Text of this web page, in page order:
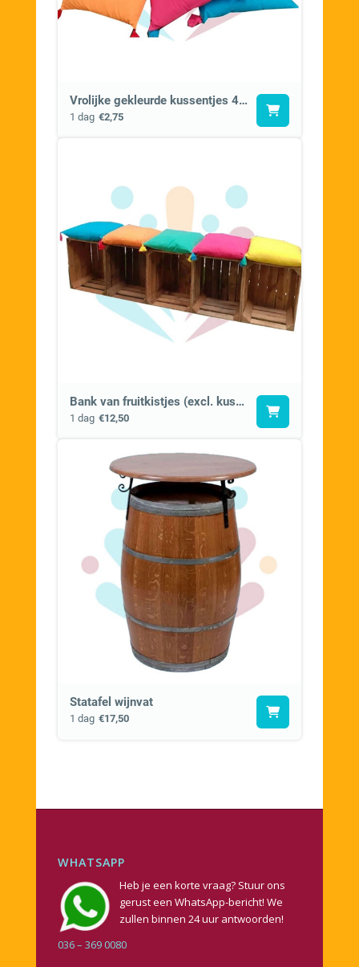
Vrolijke gekleurde kussentjes 40x40cm
1 dag €2,75
Bank van fruitkistjes (excl. kussentjes)
1 dag €12,50
Statafel wijnvat
1 dag €17,50
WHATSAPP
Heb je een korte vraag? Stuur ons
gerust een WhatsApp-bericht! We
zullen binnen 24 uur antwoorden!
036 – 369 0080